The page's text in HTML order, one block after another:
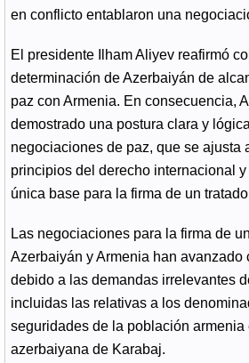
en conflicto entablaron una
El presidente Ilham Aliyev reafirmó
determinación de Azerbaiyán de
paz con Armenia. En consecuencia,
demostrado una postura clara y
negociaciones de paz, que se ajusta
principios del derecho internacional
única base para la firma de un
Las negociaciones para la firma de
Azerbaiyán y Armenia han avanzado
debido a las demandas irrelevantes
incluidas las relativas a los
seguridades de la población armenia
azerbaiyana de Karabaj.